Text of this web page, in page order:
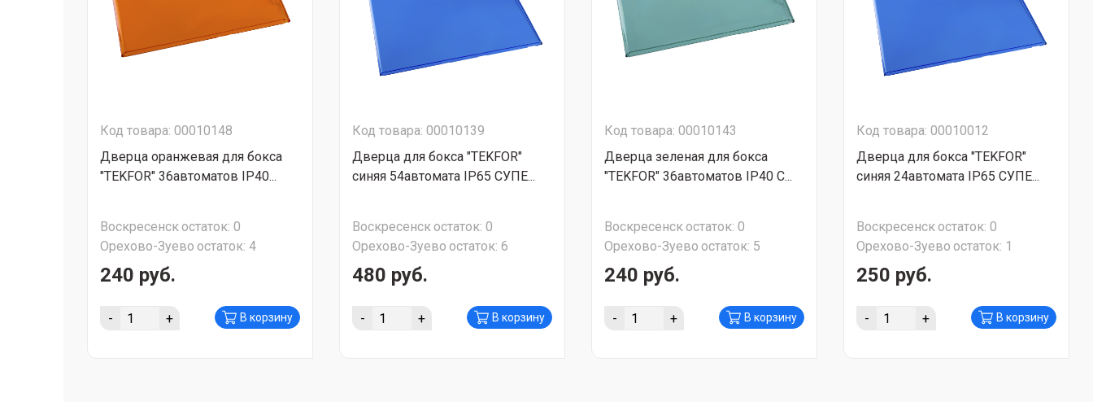
Код товара: 00010148
Дверца оранжевая для бокса
"TEKFOR" 36автоматов IP40...
Воскресенскостаток: 0
Орехово-Зуево остаток: 4
240 руб.
- + В корзину
Код товара: 00010139
Дверца для бокса "TEKFOR"
синяя 54автомата IP65 СУПЕ...
Воскресенскостаток: 0
Орехово-Зуево остаток: 6
480 руб.
- + В корзину
Код товара: 00010143
Дверца зеленая для бокса
"TEKFOR" 36автоматов IP40 С...
Воскресенскостаток: 0
Орехово-Зуево остаток: 5
240 руб.
- + В корзину
Код товара: 00010012
Дверца для бокса "TEKFOR"
синяя 24автомата IP65 СУПЕ...
Воскресенскостаток: 0
Орехово-Зуево остаток: 1
250 руб.
- + В корзину